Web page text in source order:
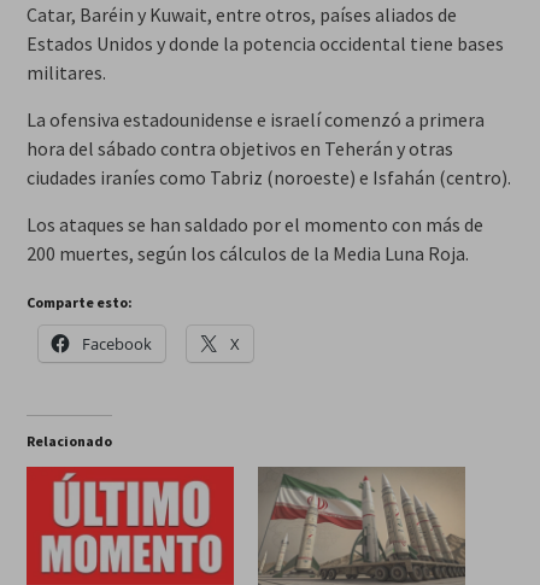
Catar, Baréin y Kuwait, entre otros, países aliados de
Estados Unidos y donde la potencia occidental tiene bases
militares.
La ofensiva estadounidense e israelí comenzó a primera
hora del sábado contra objetivos en Teherán y otras
ciudades iraníes como Tabriz (noroeste) e Isfahán (centro).
Los ataques se han saldado por el momento con más de
200 muertes, según los cálculos de la Media Luna Roja.
Comparte esto:
Facebook X
Relacionado